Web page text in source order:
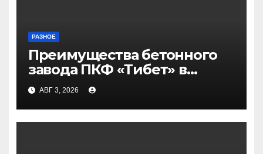
РАЗНОЕ
Преимущества бетонного
завода ПКФ «Тибет» в
Волгограде и Волжском
АВГ 3, 2026